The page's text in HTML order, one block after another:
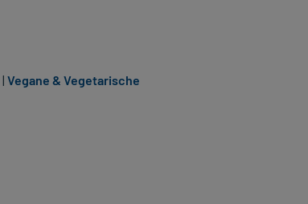
| Vegane & Vegetarische